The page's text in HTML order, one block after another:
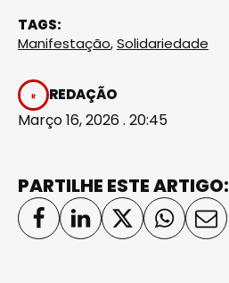
TAGS:
Manifestação,Solidariedade
REDAÇÃO
Março 16, 2026 . 20:45
PARTILHE ESTE ARTIGO: